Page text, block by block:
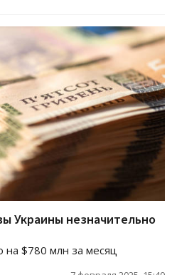
Украины незначительно
на $780 млн за месяц